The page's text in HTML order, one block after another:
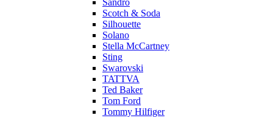
Sandro
Scotch & Soda
Silhouette
Solano
Stella McCartney
Sting
Swarovski
TATTVA
Ted Baker
Tom Ford
Tommy Hilfiger